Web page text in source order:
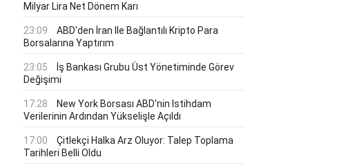
Milyar Lira Net Dönem Karı
23:09
ABD'den İran Ile Bağlantılı Kripto Para
Borsalarına Yaptırım
23:05
İş Bankası Grubu Üst Yönetiminde Görev
Değişimi
17:28
New York Borsası ABD'nin Istihdam
Verilerinin Ardından Yükselişle Açıldı
17:00
Çitlekçi Halka Arz Oluyor: Talep Toplama
Tarihleri Belli Oldu